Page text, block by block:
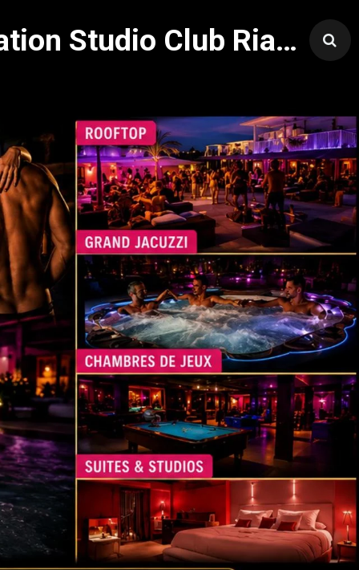
Village Naturiste Cap d'Agde Hôtel Libertin Location Studio Club Riad 5